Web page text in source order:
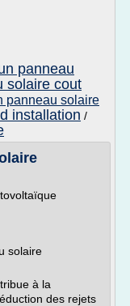
panneau
solaire cout
panneau solaire
installation /
solaire
à la
des rejets